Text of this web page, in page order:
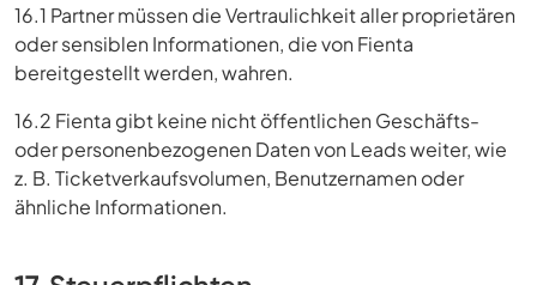
16.1 Partner müssen die Vertraulichkeit aller proprietären
oder sensiblen Informationen, die von Fienta
bereitgestellt werden, wahren.
16.2 Fienta gibt keine nicht öffentlichen Geschäfts-
oder personenbezogenen Daten von Leads weiter, wie
z. B. Ticketverkaufsvolumen, Benutzernamen oder
ähnliche Informationen.